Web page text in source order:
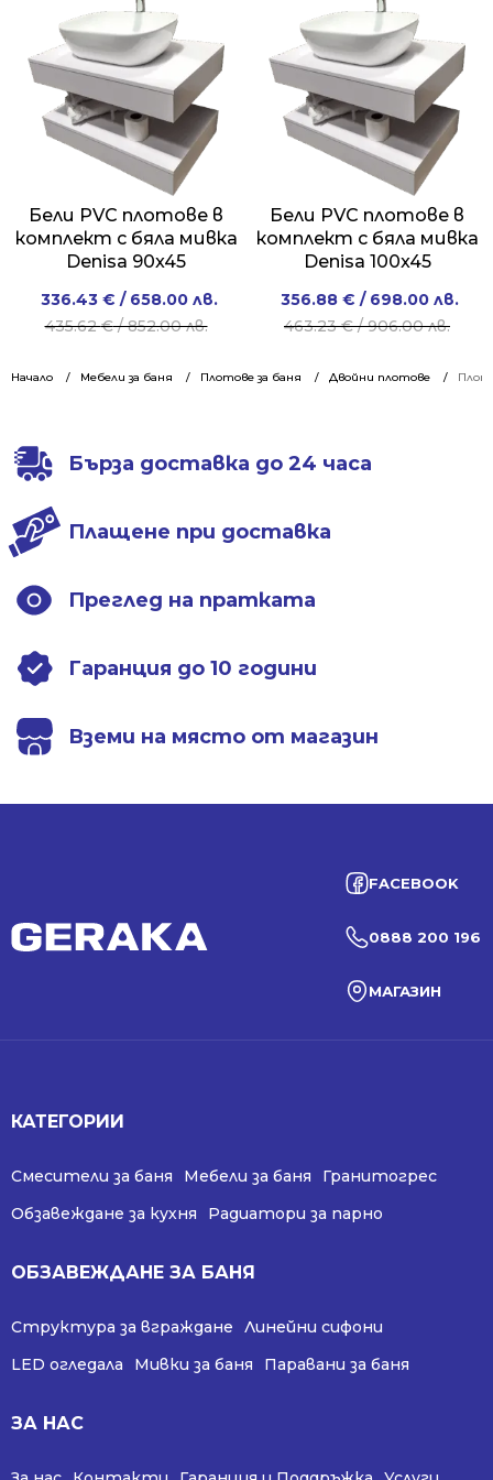
Начало Мебели за баня Плотове за баня Двойни плотове
/
744.00 лв..
/
578.01 лв..
/
788.00 лв..
/
618.00 лв..
Бели PVC плотове в
комплект с бяла мивка
Denisa 90x45
435.62€/ 852.00 лв.
Original
price
435.62 €
336.43 € / 658.00 лв.
Current
price
336.43 €
Бели PVC плотове в
комплект с бяла мивка
Denisa 100x45
463.23€/ 906.00 лв.
Original
price
463.23 €
356.88 € / 698.00 лв.
Current
price
356.88 €
Бърза доставка до 24 часа
Плащене при доставка
Преглед на пратката
Гаранция до 10 години
Вземи на място от магазин
FACEBOOK
0888 200 196
МАГАЗИН
КАТЕГОРИИ
Смесители за баня Мебели за баня
Гранитогрес
Обзавеждане за кухня
Радиатори за парно
ОБЗАВЕЖДАНЕ ЗА БАНЯ
Структура за вграждане
Линейни сифони
LED огледала
Мивки за баня Паравани за баня
ЗА НАС